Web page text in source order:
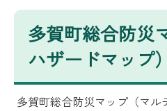
多賀町総合防災
ハザードマップ）
多賀町総合防災マップ（マ